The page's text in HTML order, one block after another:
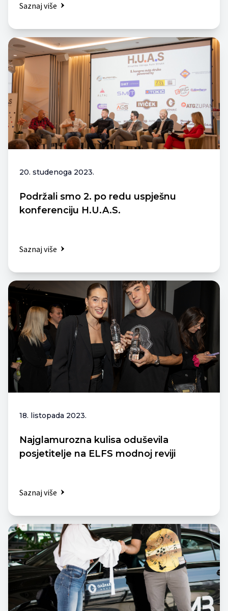
Saznaj više
20. studenoga 2023.
Podržali smo 2. po redu uspješnu
konferenciju H.U.A.S.
Saznaj više
18. listopada 2023.
Najglamurozna kulisa oduševila
posjetitelje na ELFS modnoj reviji
Saznaj više